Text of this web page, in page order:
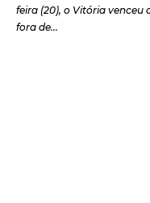
feira (20), o Vitória
fora de...